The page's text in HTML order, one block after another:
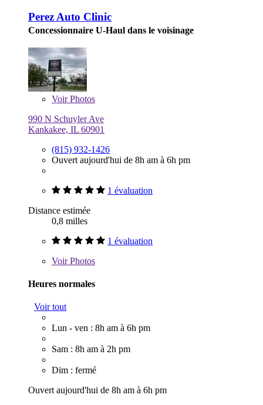
Perez Auto Clinic
Concessionnaire U-Haul dans le voisinage
VoirPhotos
990 N Schuyler Ave
Kankakee, IL 60901
(815) 932-1426
Ouvert aujourd'hui de 8h am à 6h pm
1 évaluation
Distance estimée
0,8 milles
1 évaluation
VoirPhotos
Heures normales
Voir tout
Lun - ven : 8h am à 6h pm
Sam : 8h am à 2h pm
Dim : fermé
Ouvert aujourd'hui de 8h am à 6h pm